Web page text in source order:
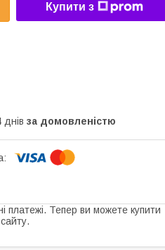
Купити з
за домовленістю
платежі. Тепер ви можете купити